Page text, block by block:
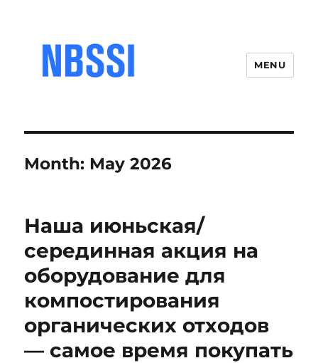
MENU
Month: May 2026
Наша июньская/
серединная акция на
оборудование для
компостирования
органических отходов
— самое время покупать